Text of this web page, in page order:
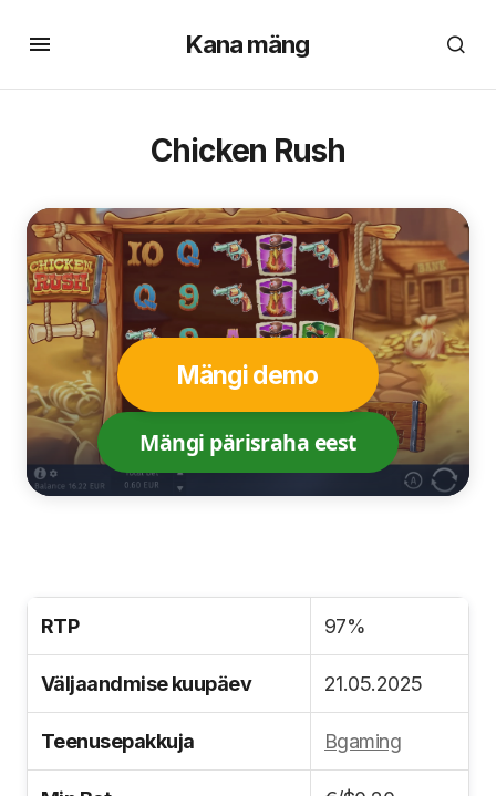
Kana mäng
Chicken Rush
Mängi demo
Mängi pärisraha eest
RTP 97%
Väljaandmise kuupäev 21.05.2025
Teenusepakkuja Bgaming